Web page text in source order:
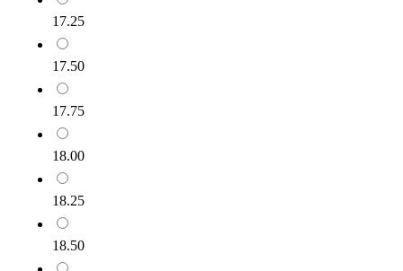
17.25
17.50
17.75
18.00
18.25
18.50